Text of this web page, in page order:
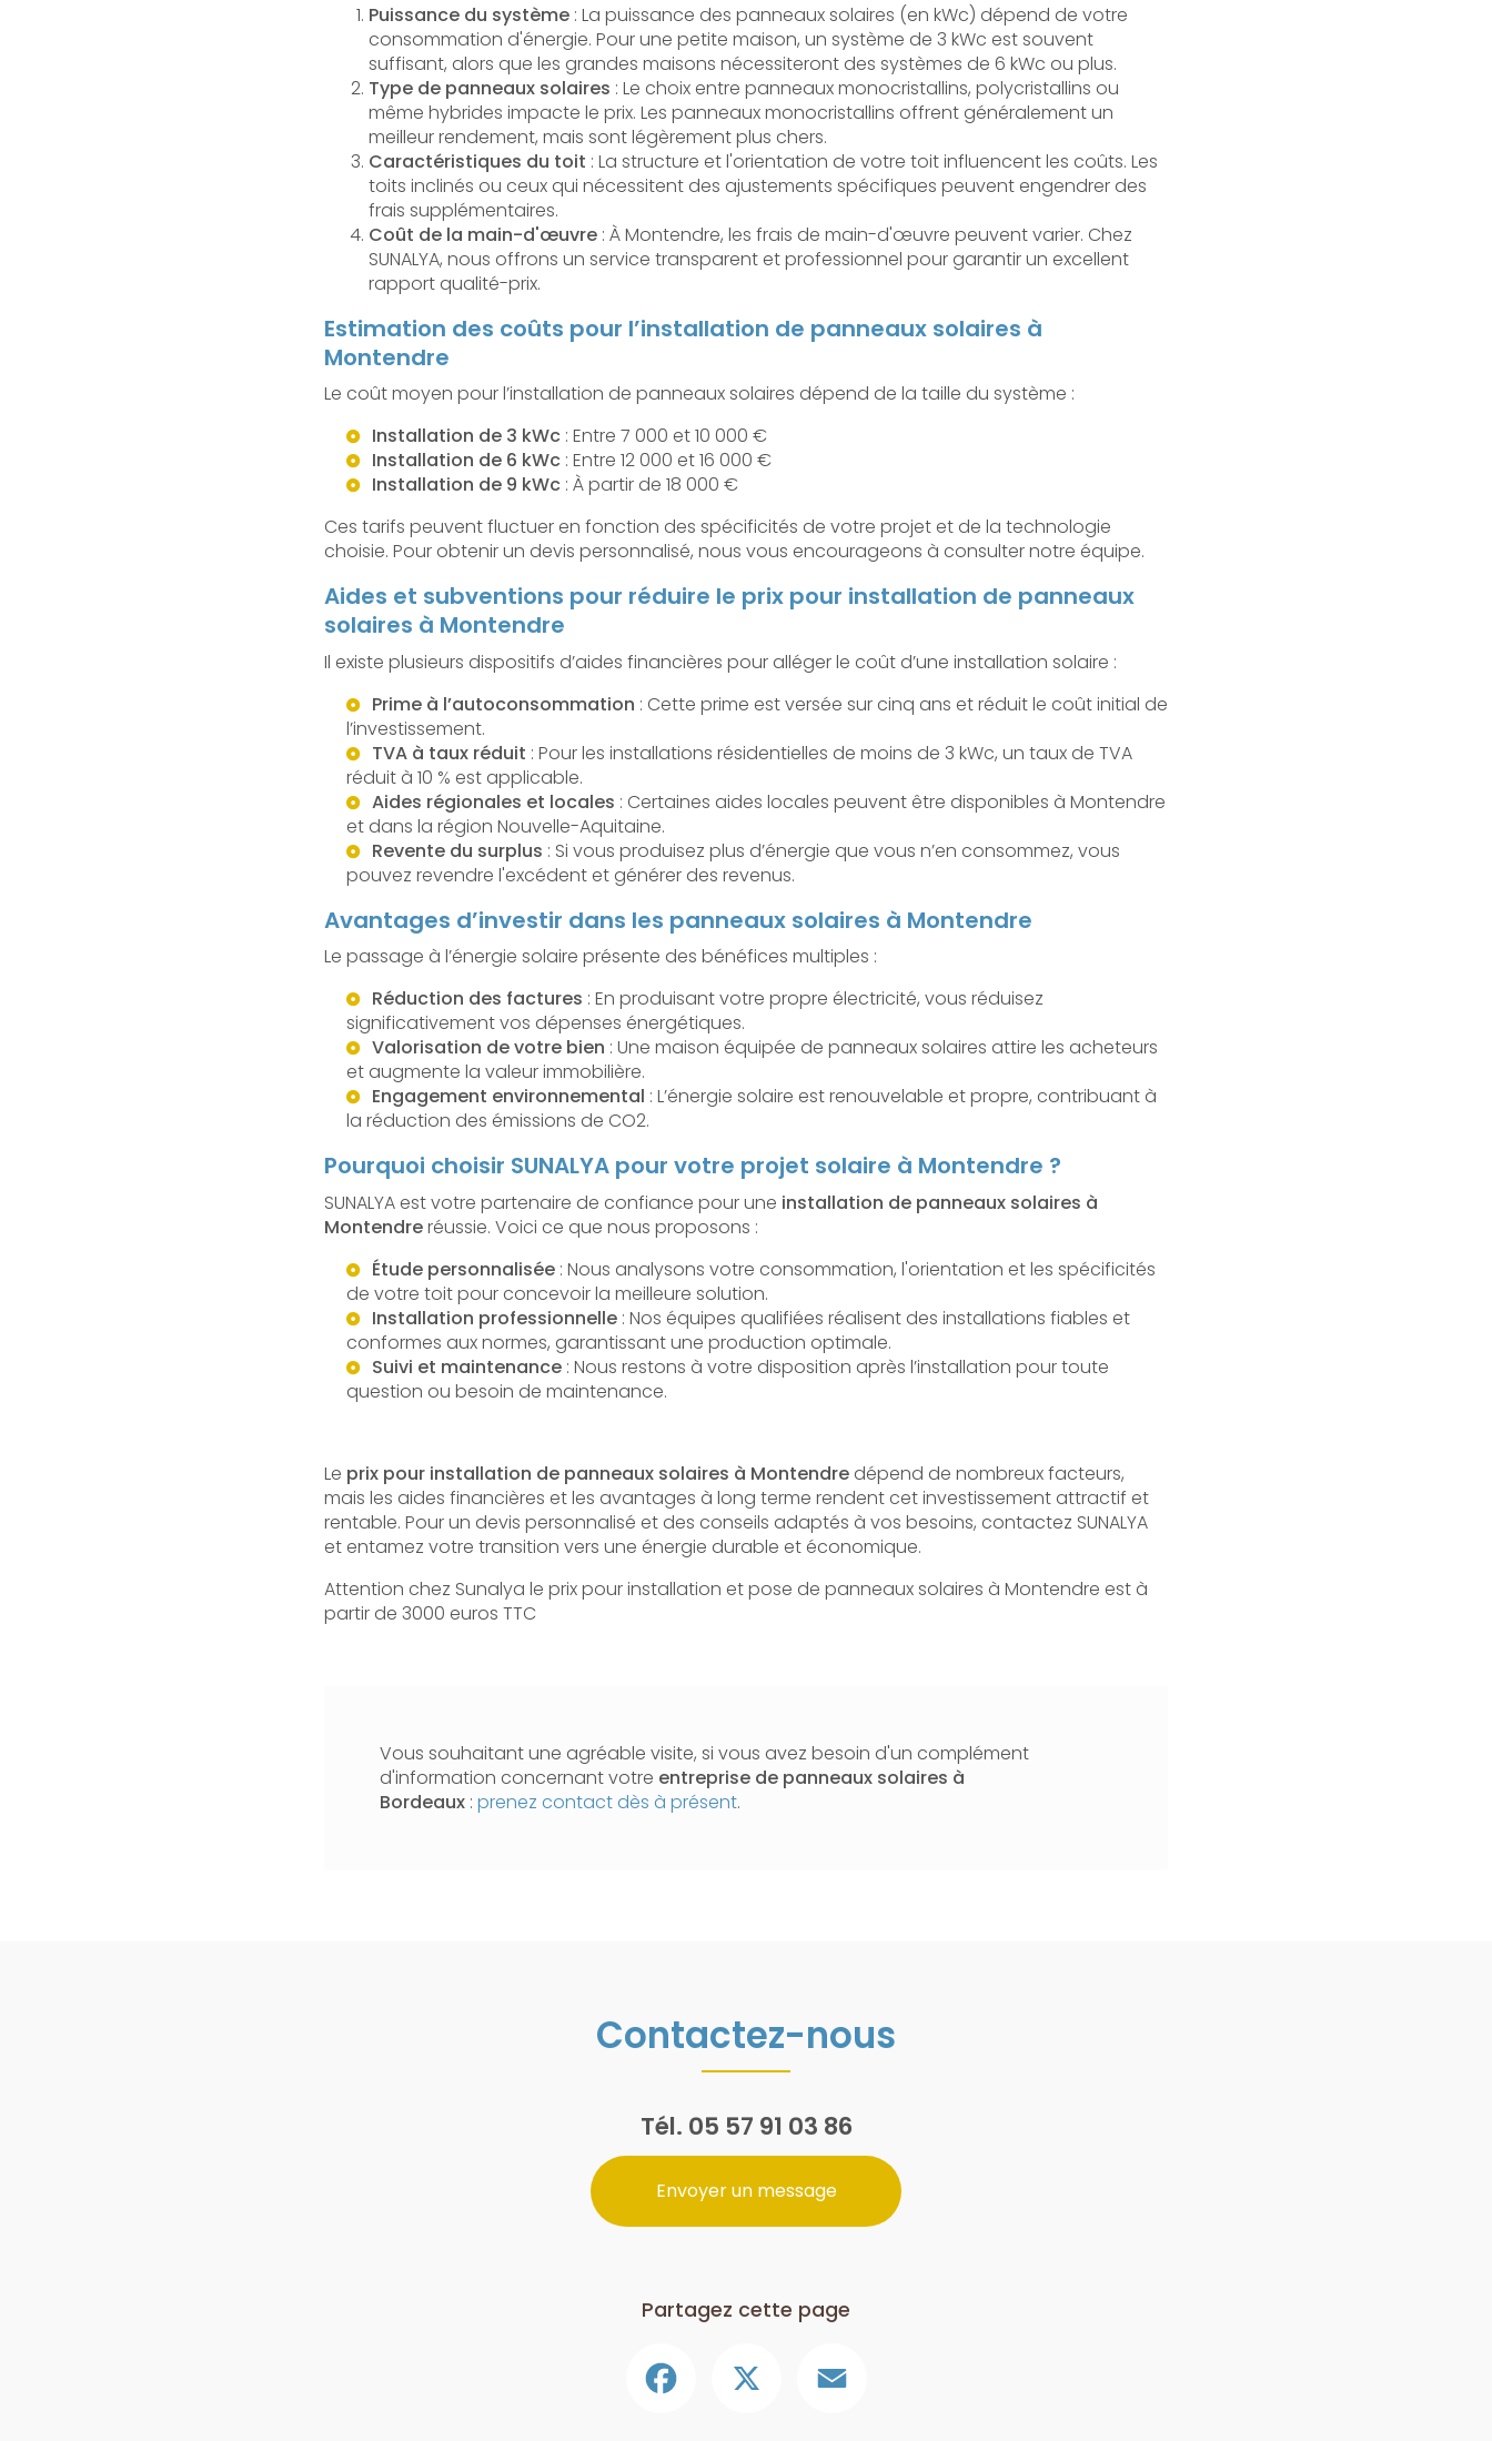
Puissance du système : La puissance des panneaux solaires (en kWc) dépend de votre
consommation d'énergie. Pour une petite maison, un système de 3 kWc est souvent
suffisant, alors que les grandes maisons nécessiteront des systèmes de 6 kWc ou plus.
Type de panneaux solaires : Le choix entre panneaux monocristallins, polycristallins ou
même hybrides impacte le prix. Les panneaux monocristallins offrent généralement un
meilleur rendement, mais sont légèrement plus chers.
Caractéristiques du toit : La structure et l'orientation de votre toit influencent les coûts. Les
toits inclinés ou ceux qui nécessitent des ajustements spécifiques peuvent engendrer des
frais supplémentaires.
Coût de la main-d'œuvre : À Montendre, les frais de main-d'œuvre peuvent varier. Chez
SUNALYA, nous offrons un service transparent et professionnel pour garantir un excellent
rapport qualité-prix.
Estimation des coûts pour l’installation de panneaux solaires à
Montendre
Le coût moyen pour l’installation de panneaux solaires dépend de la taille du système :
Installation de 3 kWc : Entre 7 000 et 10 000 €
Installation de 6 kWc : Entre 12 000 et 16 000 €
Installation de 9 kWc : À partir de 18 000 €
Ces tarifs peuvent fluctuer en fonction des spécificités de votre projet et de la technologie
choisie. Pour obtenir un devis personnalisé, nous vous encourageons à consulter notre équipe.
Aides et subventions pour réduire le prix pour installation de panneaux
solaires à Montendre
Il existe plusieurs dispositifs d’aides financières pour alléger le coût d’une installation solaire :
Prime à l’autoconsommation : Cette prime est versée sur cinq ans et réduit le coût initial de
l’investissement.
TVA à taux réduit : Pour les installations résidentielles de moins de 3 kWc, un taux de TVA
réduit à 10 % est applicable.
Aides régionales et locales : Certaines aides locales peuvent être disponibles à Montendre
et dans la région Nouvelle-Aquitaine.
Revente du surplus : Si vous produisez plus d’énergie que vous n’en consommez, vous
pouvez revendre l'excédent et générer des revenus.
Avantages d’investir dans les panneaux solaires à Montendre
Le passage à l’énergie solaire présente des bénéfices multiples :
Réduction des factures : En produisant votre propre électricité, vous réduisez
significativement vos dépenses énergétiques.
Valorisation de votre bien : Une maison équipée de panneaux solaires attire les acheteurs
et augmente la valeur immobilière.
Engagement environnemental : L’énergie solaire est renouvelable et propre, contribuant à
la réduction des émissions de CO2.
Pourquoi choisir SUNALYA pour votre projet solaire à Montendre ?
SUNALYA est votre partenaire de confiance pour une installation de panneaux solaires à
Montendreréussie. Voici ce que nous proposons :
Étude personnalisée : Nous analysons votre consommation, l'orientation et les spécificités
de votre toit pour concevoir la meilleure solution.
Installation professionnelle : Nos équipes qualifiées réalisent des installations fiables et
conformes aux normes, garantissant une production optimale.
Suivi et maintenance : Nous restons à votre disposition après l’installation pour toute
question ou besoin de maintenance.
Le prix pour installation de panneaux solaires à Montendre dépend de nombreux facteurs,
mais les aides financières et les avantages à long terme rendent cet investissement attractif et
rentable. Pour un devis personnalisé et des conseils adaptés à vos besoins, contactez SUNALYA
et entamez votre transition vers une énergie durable et économique.
Attention chez Sunalya le prix pour installation et pose de panneaux solaires à Montendre est à
partir de 3000 euros TTC
Vous souhaitant une agréable visite, si vous avez besoin d'un complément
d'information concernant votre entreprise de panneaux solaires à
Bordeaux : prenez contact dès à présent.
Contactez-nous
Tél. 05 57 91 03 86
Envoyer un message
Partagez cette page